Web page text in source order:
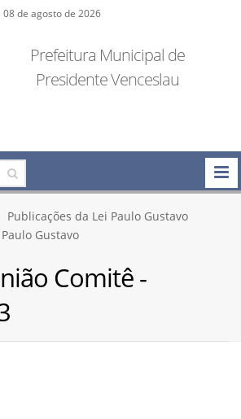
08 de agosto de 2026
Prefeitura Municipal de
Presidente Venceslau
Publicações da Lei Paulo Gustavo
Gustavo
Comitê -